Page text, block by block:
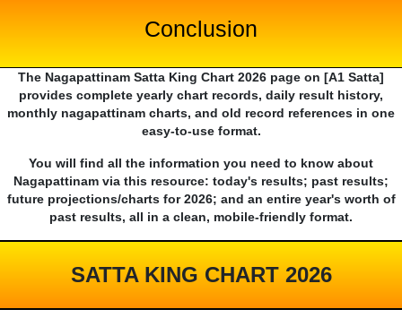
Conclusion
The Nagapattinam Satta King Chart 2026 page on [A1 Satta]
provides complete yearly chart records, daily result history,
monthly nagapattinam charts, and old record references in one
easy-to-use format.
You will find all the information you need to know about
Nagapattinam via this resource: today's results; past results;
future projections/charts for 2026; and an entire year's worth of
past results, all in a clean, mobile-friendly format.
SATTA KING CHART 2026